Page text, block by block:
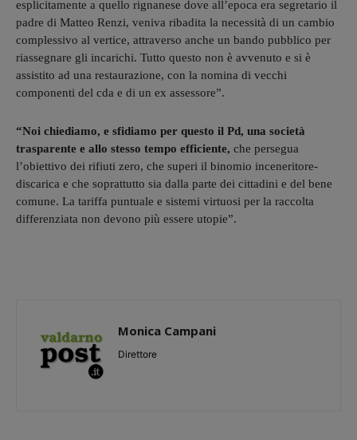
esplicitamente a quello rignanese dove all’epoca era segretario il
padre di Matteo Renzi, veniva ribadita la necessità di un cambio
complessivo al vertice, attraverso anche un bando pubblico per
riassegnare gli incarichi. Tutto questo non è avvenuto e si è
assistito ad una restaurazione, con la nomina di vecchi
componenti del cda e di un ex assessore”.
“Noi chiediamo, e sfidiamo per questo il Pd, una società
trasparente e allo stesso tempo efficiente, che persegua
l’obiettivo dei rifiuti zero, che superi il binomio inceneritore-
discarica e che soprattutto sia dalla parte dei cittadini e del bene
comune. La tariffa puntuale e sistemi virtuosi per la raccolta
differenziata non devono più essere utopie”.
Monica Campani
Direttore